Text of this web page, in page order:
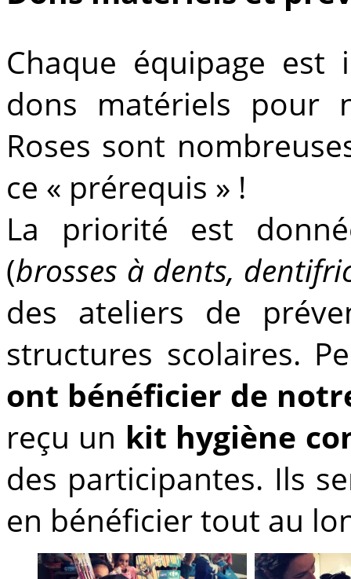
Chaque équipage
dons matériels pour
Roses sont
ce « prérequis » !
La priorité est
(brosses à dents,
des ateliers de
structures scolaires.
ont bénéficier de
reçu un kit hygiène
des participantes. Ils
en bénéficier tout au